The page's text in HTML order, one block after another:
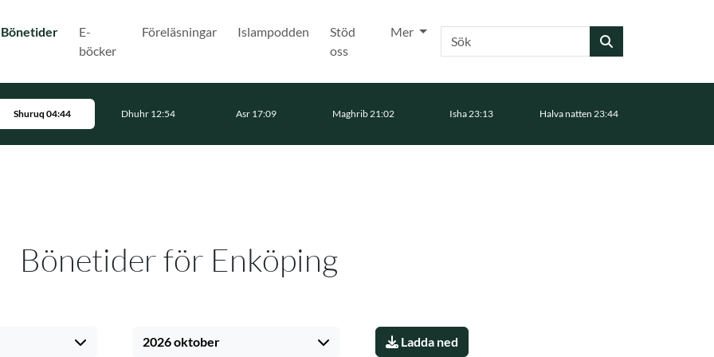
Bönetider(Nuvarande)
E-
böcker
Föreläsningar Islampodden
Stöd
oss
Mer Sök
Shuruq 04:44 Dhuhr 12:54 Asr 17:09 Maghrib 21:02 Isha 23:13 Halva natten 23:44
Bönetider för Enköping
2026 oktober Ladda ned